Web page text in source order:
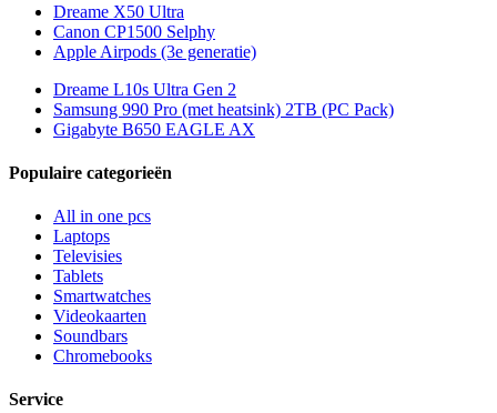
Dreame X50 Ultra
Canon CP1500 Selphy
Apple Airpods (3e generatie)
Dreame L10s Ultra Gen 2
Samsung 990 Pro (met heatsink) 2TB (PC Pack)
Gigabyte B650 EAGLE AX
Populaire categorieën
All in one pcs
Laptops
Televisies
Tablets
Smartwatches
Videokaarten
Soundbars
Chromebooks
Service